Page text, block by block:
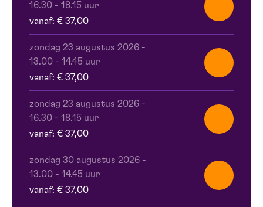
16.30 - 18.15 uur
vanaf: € 37,00
zondag 23 augustus 2026 -
13.00 - 14.45 uur
vanaf: € 37,00
zondag 23 augustus 2026 -
16.30 - 18.15 uur
vanaf: € 37,00
zondag 30 augustus 2026 -
13.00 - 14.45 uur
vanaf: € 37,00